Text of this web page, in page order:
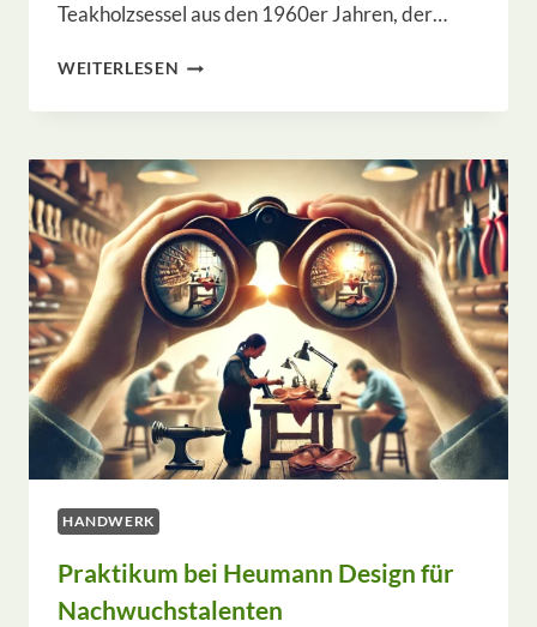
Teakholzsessel aus den 1960er Jahren, der…
WEITERLESEN LEGENDÄRER
ERWACHT
NEUEM
LEBEN
DURCH
RESTAURIERUNG
HANDWERK
Praktikum bei Heumann Design für
Nachwuchstalenten